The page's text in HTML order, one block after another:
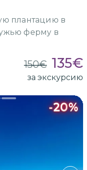
плантацию в
ферму в
150€ 135€
за экскурсию
-20%